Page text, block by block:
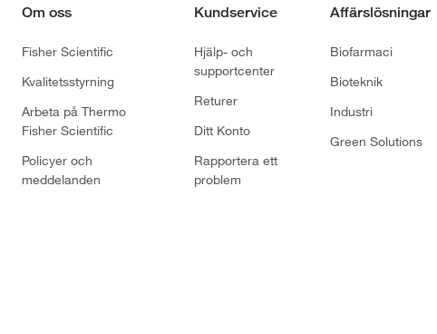
Om oss
Fisher Scientific
Kvalitetsstyrning
Arbeta på Thermo
Fisher Scientific
Policyer och
meddelanden
Kundservice
Hjälp- och
supportcenter
Returer
Ditt Konto
Rapportera ett
problem
Affärslösningar
Biofarmaci
Bioteknik
Industri
Green Solutions